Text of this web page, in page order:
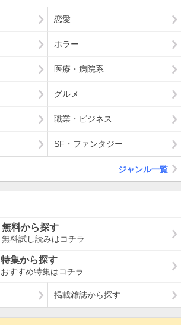
恋愛
ホラー
医療・病院系
グルメ
職業・ビジネス
SF・ファンタジー
ジャンル一覧
無料から探す
無料試し読みはコチラ
特集から探す
おすすめ特集はコチラ
掲載雑誌から探す